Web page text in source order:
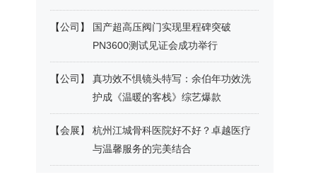
【公司 】
国产超高压阀门实现里程碑突破
PN3600测试见证会成功举行
【公司 】
真功效不惧镜头特写：余伯年功效洗
护成《温暖的客栈》综艺爆款
【会展】
杭州江城骨科医院好不好？卓越医疗
与温馨服务的完美结合